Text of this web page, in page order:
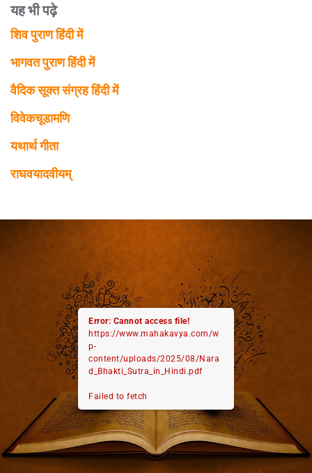
यह भी पढ़े
शिव पुराण हिंदी में
भागवत पुराण हिंदी में
वैदिक सूक्त संग्रह हिंदी में
विवेकचूडामणि
यथार्थ गीता
राघवयादवीयम्
Error: Cannot access file!
https://www.mahakavya.com/w
p-
content/uploads/2025/08/Nara
d_Bhakti_Sutra_in_Hindi.pdf
Failed to fetch